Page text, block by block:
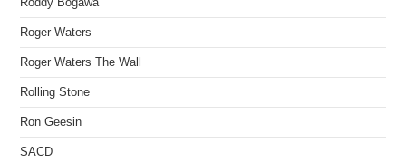
Roddy Bogawa
Roger Waters
Roger Waters The Wall
Rolling Stone
Ron Geesin
SACD